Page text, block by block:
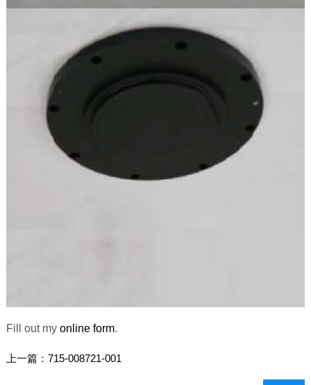
Fill out my online form.
上一篇： 715-008721-001